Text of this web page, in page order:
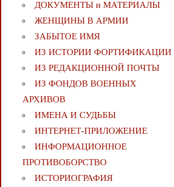
ДОКУМЕНТЫ и МАТЕРИАЛЫ
ЖЕНЩИНЫ В АРМИИ
ЗАБЫТОЕ ИМЯ
ИЗ ИСТОРИИ ФОРТИФИКАЦИИ
ИЗ РЕДАКЦИОННОЙ ПОЧТЫ
ИЗ ФОНДОВ ВОЕННЫХ
АРХИВОВ
ИМЕНА И СУДЬБЫ
ИНТЕРНЕТ-ПРИЛОЖЕНИЕ
ИНФОРМАЦИОННОЕ
ПРОТИВОБОРСТВО
ИСТОРИОГРАФИЯ